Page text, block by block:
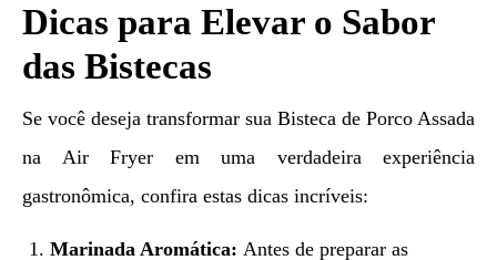
Dicas para Elevar o Sabor
das Bistecas
Se você deseja transformar sua Bisteca de Porco Assada
na Air Fryer em uma verdadeira experiência
gastronômica, confira estas dicas incríveis:
Marinada Aromática: Antes de preparar as